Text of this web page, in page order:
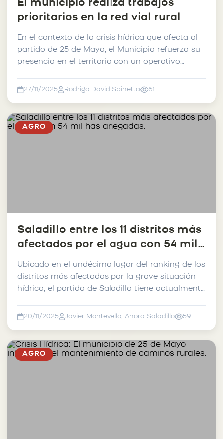
El municipio realiza trabajos
prioritarios en la red vial rural
En el contexto de la crisis hídrica que afecta al
partido de 25 de Mayo, el Municipio refuerza su
presencia en el territorio con un operativo
27/11/2025 Rodrigo David Spinetta 61
AGRO
Saladillo entre los 11 distritos más
afectados por el agua con 54 mil
has anegadas.
Ubicado en el undécimo lugar del ranking de los
distritos más afectados por la grave situación
hídrica, el partido de Saladillo tiene actualmente
20/11/2025 Javier Montevello, Ahora Saladillo 59
AGRO